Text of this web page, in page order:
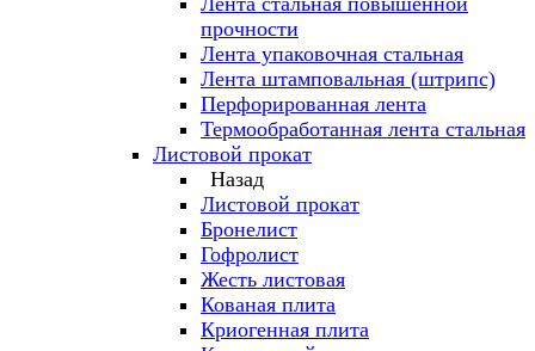
прочности
Лента упаковочная стальная
Лента штамповальная (штрипс)
Перфорированная лента
Термообработанная лента стальная
Листовой прокат
Назад
Листовой прокат
Бронелист
Гофролист
Жесть листовая
Кованая плита
Криогенная плита